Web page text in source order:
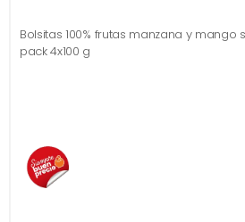
Bolsitas 100% frutas manzana y mango
pack 4x100 g